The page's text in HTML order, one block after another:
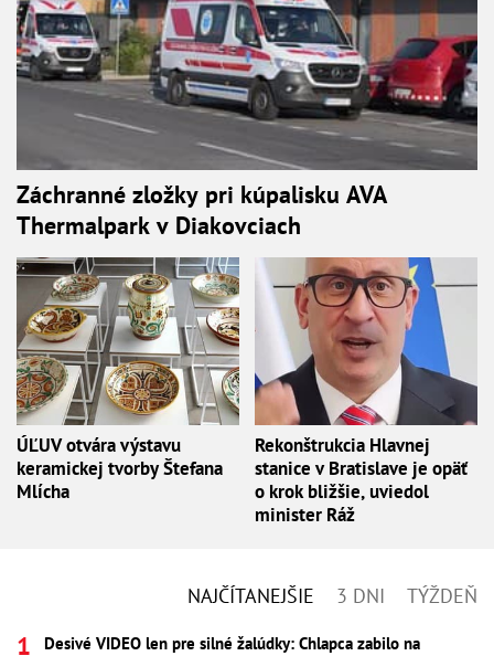
Záchranné zložky pri kúpalisku AVA
Thermalpark v Diakovciach
ÚĽUV otvára výstavu
keramickej tvorby Štefana
Mlícha
Rekonštrukcia Hlavnej
stanice v Bratislave je opäť
o krok bližšie, uviedol
minister Ráž
NAJČÍTANEJŠIE 3 DNI TÝŽDEŇ
Desivé VIDEO len pre silné žalúdky: Chlapca zabilo na